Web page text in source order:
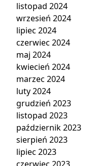
listopad 2024
wrzesień 2024
lipiec 2024
czerwiec 2024
maj 2024
kwiecień 2024
marzec 2024
luty 2024
grudzień 2023
listopad 2023
październik 2023
sierpień 2023
lipiec 2023